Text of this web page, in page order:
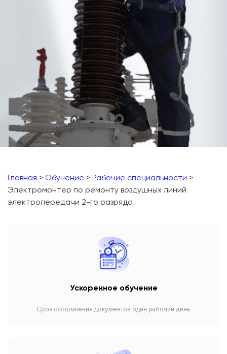
Главная > Обучение > Рабочие специальности >
Электромонтер по ремонту воздушных линий
электропередачи 2-го разряда
Ускоренное обучение
Срок оформления документов один рабочий день